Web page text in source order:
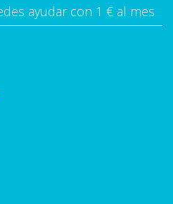
ayudar con 1 € al mes